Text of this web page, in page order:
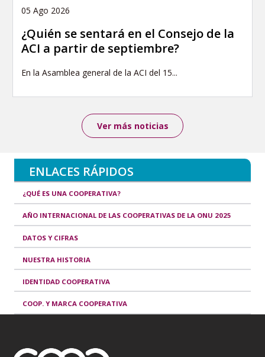
05 Ago 2026
¿Quién se sentará en el Consejo de la
ACI a partir de septiembre?
En la Asamblea general de la ACI del 15...
Ver más noticias
ENLACES RÁPIDOS
¿QUÉ ES UNA COOPERATIVA?
AÑO INTERNACIONAL DE LAS COOPERATIVAS DE LA ONU 2025
DATOS Y CIFRAS
NUESTRA HISTORIA
IDENTIDAD COOPERATIVA
COOP. Y MARCA COOPERATIVA